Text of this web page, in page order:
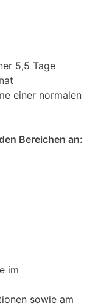
5,5 Tage
einer normalen
Bereichen an:
im
sowie am